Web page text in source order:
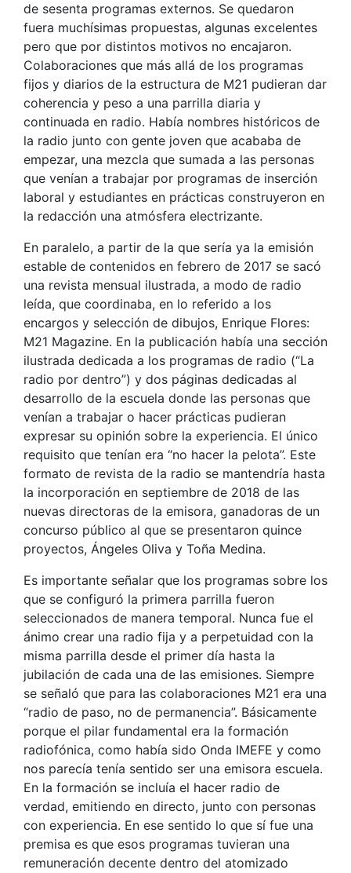
de sesenta programas externos. Se quedaron
fuera muchísimas propuestas, algunas excelentes
pero que por distintos motivos no encajaron.
Colaboraciones que más allá de los programas
fijos y diarios de la estructura de M21 pudieran dar
coherencia y peso a una parrilla diaria y
continuada en radio. Había nombres históricos de
la radio junto con gente joven que acababa de
empezar, una mezcla que sumada a las personas
que venían a trabajar por programas de inserción
laboral y estudiantes en prácticas construyeron en
la redacción una atmósfera electrizante.
En paralelo, a partir de la que sería ya la emisión
estable de contenidos en febrero de 2017 se sacó
una revista mensual ilustrada, a modo de radio
leída, que coordinaba, en lo referido a los
encargos y selección de dibujos, Enrique Flores:
M21 Magazine. En la publicación había una sección
ilustrada dedicada a los programas de radio (“La
radio por dentro”) y dos páginas dedicadas al
desarrollo de la escuela donde las personas que
venían a trabajar o hacer prácticas pudieran
expresar su opinión sobre la experiencia. El único
requisito que tenían era “no hacer la pelota”. Este
formato de revista de la radio se mantendría hasta
la incorporación en septiembre de 2018 de las
nuevas directoras de la emisora, ganadoras de un
concurso público al que se presentaron quince
proyectos, Ángeles Oliva y Toña Medina.
Es importante señalar que los programas sobre los
que se configuró la primera parrilla fueron
seleccionados de manera temporal. Nunca fue el
ánimo crear una radio fija y a perpetuidad con la
misma parrilla desde el primer día hasta la
jubilación de cada una de las emisiones. Siempre
se señaló que para las colaboraciones M21 era una
“radio de paso, no de permanencia”. Básicamente
porque el pilar fundamental era la formación
radiofónica, como había sido Onda IMEFE y como
nos parecía tenía sentido ser una emisora escuela.
En la formación se incluía el hacer radio de
verdad, emitiendo en directo, junto con personas
con experiencia. En ese sentido lo que sí fue una
premisa es que esos programas tuvieran una
remuneración decente dentro del atomizado